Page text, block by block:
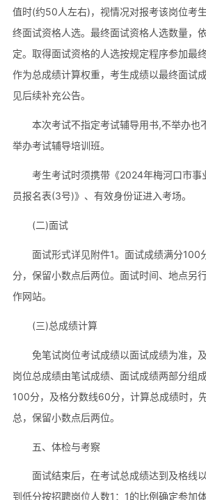
值时(约50人左右)，视情况对报考该岗位考
终面试资格人选。最终面试资格人选数量，
定。取得面试资格的人选按规定程序参加最
作为总成绩计算权重，考生成绩以最终面试
见后续补充公告。
本次考试不指定考试辅导用书,不举办也
举办考试辅导培训班。
考生考试时须携带《2024年梅河口市事
员报名表(3号)》、有效身份证进入考场。
(二)面试
面试形式详见附件1。面试成绩满分100
分，保留小数点后两位。面试时间、地点另
作网站。
(三)总成绩计算
免笔试岗位考试成绩以面试成绩为准，
岗位总成绩由笔试成绩、面试成绩两部分组
100分，及格分数线60分，计算总成绩时，
总，保留小数点后两位。
五、体检与考察
面试结束后，在考试总成绩达到及格线
到低分按招聘岗位人数1：1的比例确定参加